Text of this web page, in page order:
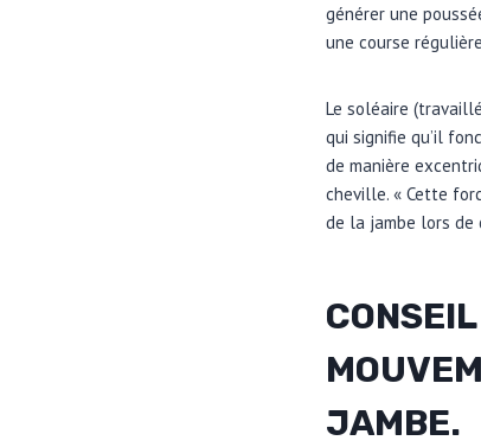
générer une
une course
Le soléaire
qui signifie qu’il
de manière
cheville. « Cette
de la jambe lors de
JAMBE.